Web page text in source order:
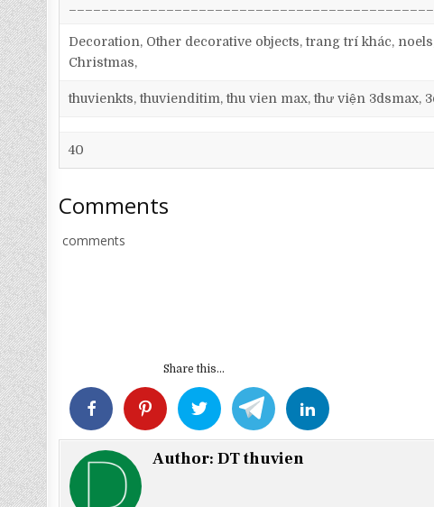
Decoration, Other decorative objects, trang trí khác,
Christmas,
thuvienkts, thuvienditim, thu vien max, thư viện 3dsmax,
40
Comments
comments
Share this...
Author:DT thuvien